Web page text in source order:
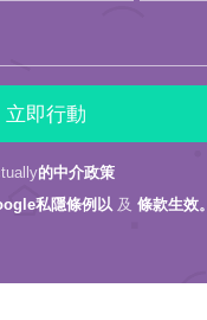
的中介政策
私隱條例以 及 條款生效。